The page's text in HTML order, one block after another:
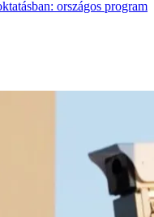
országos program